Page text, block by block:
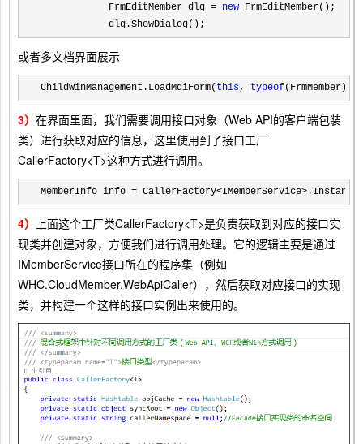
            FrmEditMember dlg =
new FrmEditMember();
            dlg.ShowDialog();
或者多文档界面展示
ChildWinManagement.LoadMdiForm( this, typeof(FrmMember));
3） 在界面里面，我们需要调用接口对象（Web API的客户端包装
类）进行获取对应的信息，这里使用到了接口工厂
CallerFactory<T>这种方式进行调用。
MemberInfo info =
4）
上面这个工厂类CallerFactory<T>是负责获取到对应的接口实
现类并创建对象，方便我们进行调用处理。它的逻辑主要是通过
IMemberService接口所在的程序集（例如
WHC.CloudMember.WebApiCaller），然后获取对应接口的实现
类，并构建一个这样的接口实例出来使用的。